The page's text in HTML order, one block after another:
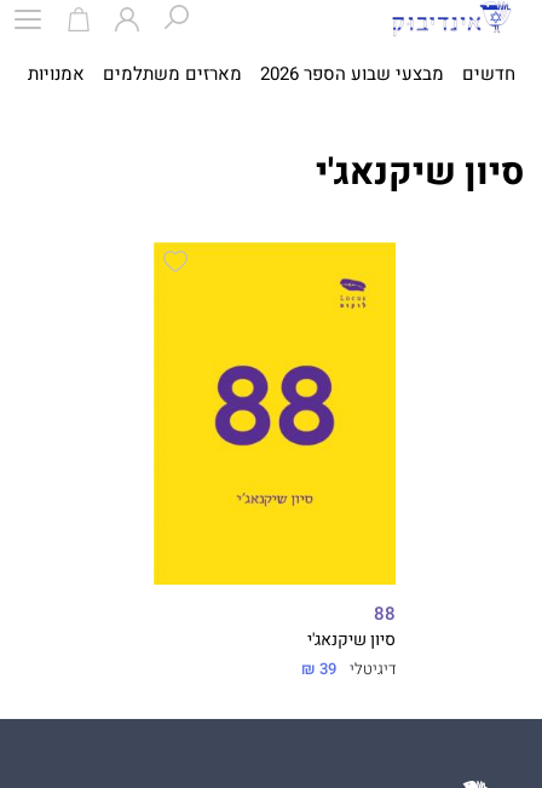
חדשים מבצעי שבוע הספר 2026 מארזים משתלמים אמנויות
סיון שיקנאג'י
88
סיון שיקנאג'י
דיגיטלי 39 ₪